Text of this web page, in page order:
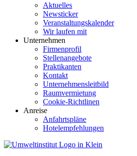
Aktuelles
Newsticker
Veranstaltungskalender
Wir laufen mit
Unternehmen
Firmenprofil
Stellenangebote
Praktikanten
Kontakt
Unternehmensleitbild
Raumvermietung
Cookie-Richtlinen
Anreise
Anfahrtspläne
Hotelempfehlungen